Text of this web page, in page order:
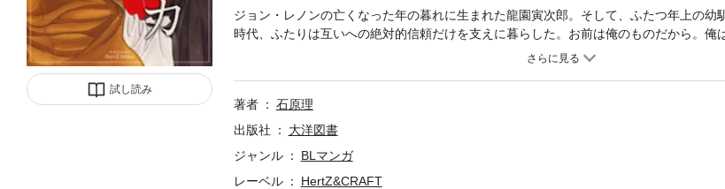
試し読み
ジョン・レノンの亡くなった年の暮れに生まれた龍園寅次郎。そして、ふたつ年上の幼
時代、ふたりは互いへの絶対的信頼だけを支えに暮らした。お前は俺のものだから。俺
著者
石原理
出版社
大洋図書
ジャンル
BLマンガ
レーベル
HertZ&CRAFT